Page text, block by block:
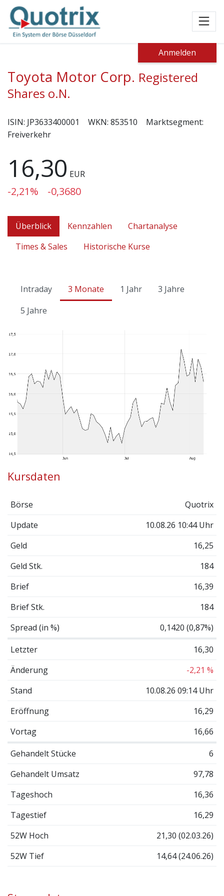
Anmelden
Toyota Motor Corp. Registered
Shares o.N.
ISIN: JP3633400001 WKN: 853510
Marktsegment:
Freiverkehr
16,30 EUR
-2,21% -0,3680
Überblick Kennzahlen
Chartanalyse
Times & Sales
Historische Kurse
Intraday 3 Monate 1 Jahr
3 Jahre
5 Jahre
Kursdaten
Börse
Quotrix
Update
10.08.26 10:44 Uhr
Geld
16,25
Geld Stk.
184
Brief
16,39
Brief Stk.
184
Spread (in %)
0,1420 (0,87%)
Letzter
16,30
Änderung
-2,21 %
Stand
10.08.26 09:14 Uhr
Eröffnung
16,29
Vortag
16,66
Gehandelt Stücke
6
Gehandelt Umsatz
97,78
Tageshoch
16,36
Tagestief
16,29
52W Hoch
21,30 (02.03.26)
52W Tief
14,64 (24.06.26)